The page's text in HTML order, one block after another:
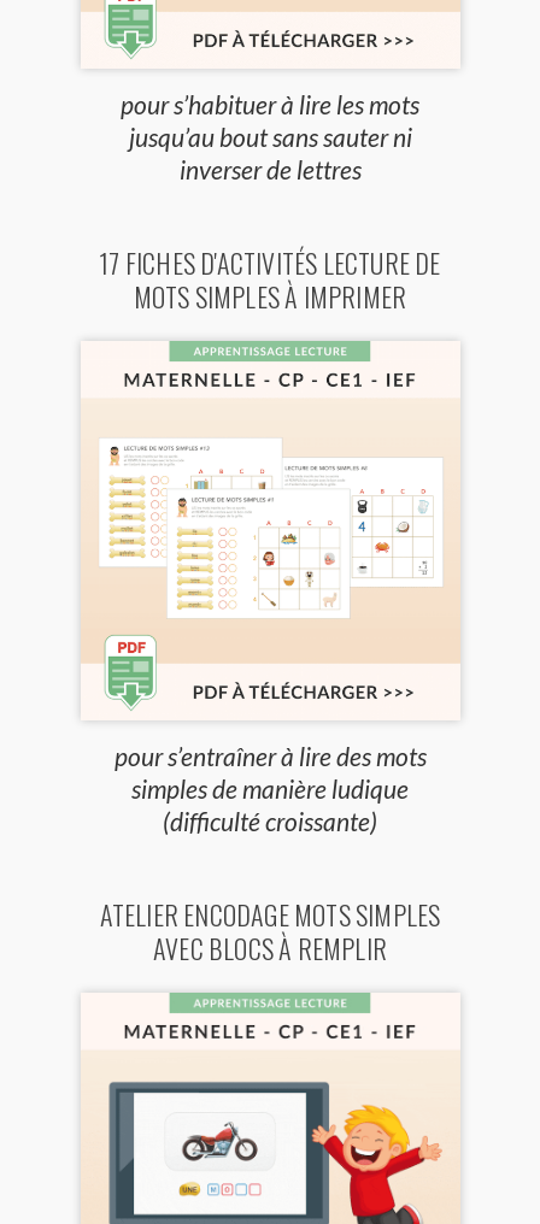
pour s’habituer à lire les mots
jusqu’au bout sans sauter ni
inverser de lettres
17 FICHES D'ACTIVITÉS LECTURE DE
MOTS SIMPLES À IMPRIMER
pour s’entraîner à lire des mots
simples de manière ludique
(difficulté croissante)
ATELIER ENCODAGE MOTS SIMPLES
AVEC BLOCS À REMPLIR